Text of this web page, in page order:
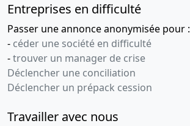
Entreprises en difficulté
Passer une annonce anonymisée pour :
- céder une société en difficulté
-trouver un manager de crise
Déclencher une conciliation
Déclencher un prépack cession
Travailler avec nous